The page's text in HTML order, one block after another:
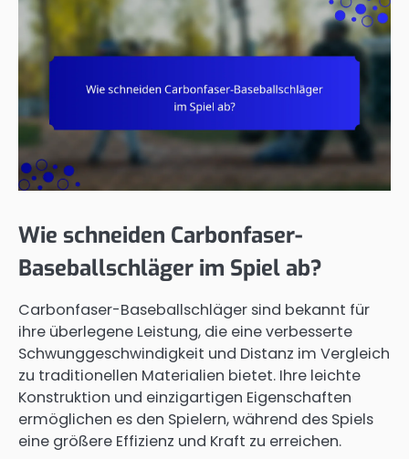
Wie schneiden Carbonfaser-
Baseballschläger im Spiel ab?
Carbonfaser-Baseballschläger sind bekannt für
ihre überlegene Leistung, die eine verbesserte
Schwunggeschwindigkeit und Distanz im Vergleich
zu traditionellen Materialien bietet. Ihre leichte
Konstruktion und einzigartigen Eigenschaften
ermöglichen es den Spielern, während des Spiels
eine größere Effizienz und Kraft zu erreichen.